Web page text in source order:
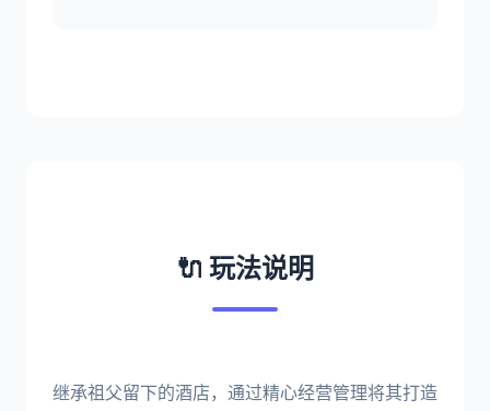
🔌 玩法说明
继承祖父留下的酒店，通过精心经营管理将其打造